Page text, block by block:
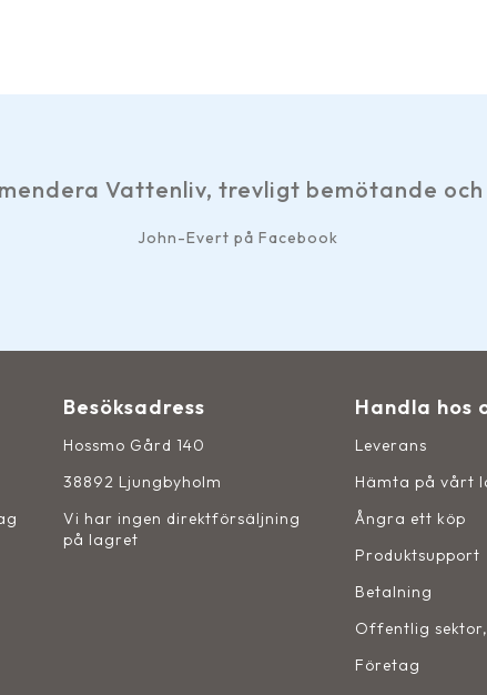
Vattenliv, trevligt bemötande och
John-Evert på Facebook
Besöksadress
Hossmo Gård 140
38892 Ljungbyholm
Vi har ingen direktförsäljning
på lagret
Handla hos
Leverans
Hämta på vårt
Ångra ett köp
Produktsupport
Betalning
Offentlig
Företag